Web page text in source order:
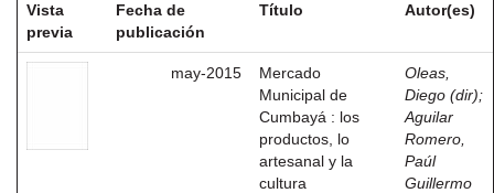
Vista
previa
Fecha de
publicación
Título Autor(es)
may-2015
Mercado
Municipal de
Cumbayá : los
productos, lo
artesanal y la
cultura
Oleas,
Diego (dir);
Aguilar
Romero,
Paúl
Guillermo